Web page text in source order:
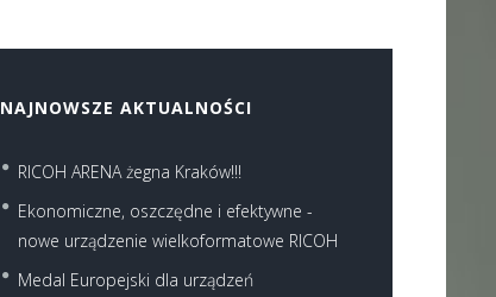
NAJNOWSZE AKTUALNOŚCI
RICOH ARENA żegna Kraków!!!
Ekonomiczne, oszczędne i efektywne -
nowe urządzenie wielkoformatowe RICOH
Medal Europejski dla urządzeń